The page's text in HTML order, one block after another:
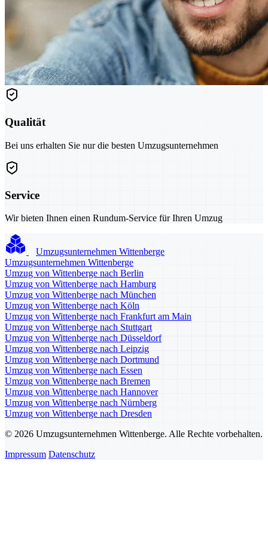
Qualität
Bei uns erhalten Sie nur die besten Umzugsunternehmen
Service
Wir bieten Ihnen einen Rundum-Service für Ihren Umzug
Umzugsunternehmen Wittenberge
Umzugsunternehmen Wittenberge
Umzug von Wittenberge nach Berlin
Umzug von Wittenberge nach Hamburg
Umzug von Wittenberge nach München
Umzug von Wittenberge nach Köln
Umzug von Wittenberge nach Frankfurt am Main
Umzug von Wittenberge nach Stuttgart
Umzug von Wittenberge nach Düsseldorf
Umzug von Wittenberge nach Leipzig
Umzug von Wittenberge nach Dortmund
Umzug von Wittenberge nach Essen
Umzug von Wittenberge nach Bremen
Umzug von Wittenberge nach Hannover
Umzug von Wittenberge nach Nürnberg
Umzug von Wittenberge nach Dresden
© 2026 Umzugsunternehmen Wittenberge. Alle Rechte vorbehalten.
Impressum Datenschutz